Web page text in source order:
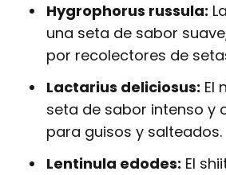
Hygrophorus russula:
una seta de sabor
por recolectores de
Lactarius deliciosus: El
seta de sabor intenso y
para guisos y salteados.
Lentinula edodes: El